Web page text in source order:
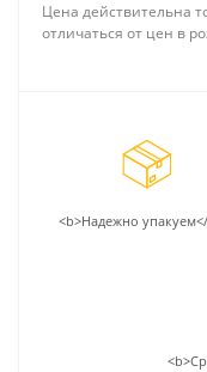
Цена действительна
отличаться от цен в
<b>Надежно